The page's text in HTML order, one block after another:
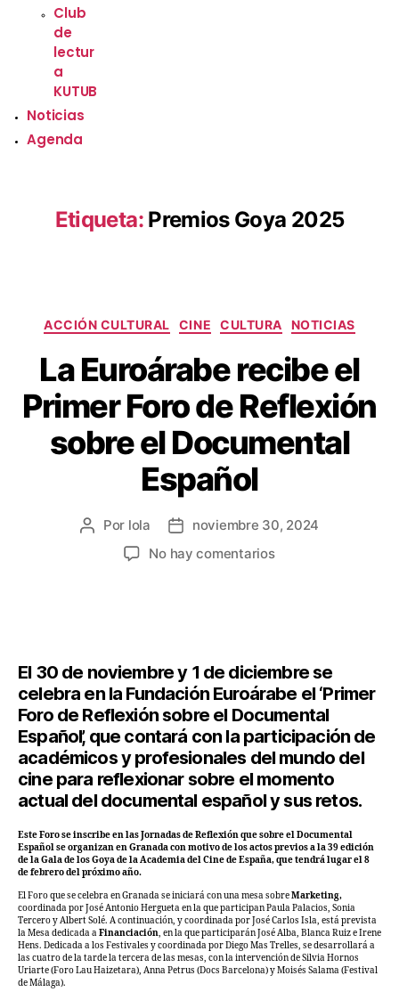
Club
de
lectur
a
KUTUB
Noticias
Agenda
Etiqueta: Premios Goya 2025
ACCIÓN CULTURAL CINE CULTURA NOTICIAS
La Euroárabe recibe el
Primer Foro de Reflexión
sobre el Documental
Español
Autor
Por lola
Fechanoviembre 30, 2024
No hay comentariosen
Foro
de
Reflexión
sobre
el
Documental
Español
El 30 de noviembre y 1 de diciembre se
celebra en la Fundación Euroárabe el ‘Primer
Foro de Reflexión sobre el Documental
Español’, que contará con la participación de
académicos y profesionales del mundo del
cine para reflexionar sobre el momento
actual del documental español y sus retos.
Este Foro se inscribe en las Jornadas de Reflexión que sobre el Documental
Español se organizan en Granada con motivo de los actos previos a la 39 edición
de la Gala de los Goya de la Academia del Cine de España, que tendrá lugar el 8
de febrero del próximo año.
El Foro que se celebra en Granada se iniciará con una mesa sobreMarketing,
coordinada por José Antonio Hergueta en la que participan Paula Palacios, Sonia
Tercero y Albert Solé. A continuación, y coordinada por José Carlos Isla, está prevista
la Mesa dedicada aFinanciación, en la que participarán José Alba, Blanca Ruiz e Irene
Hens. Dedicada a los Festivales y coordinada por Diego Mas Trelles, se desarrollará a
las cuatro de la tarde la tercera de las mesas, con la intervención de Silvia Hornos
Uriarte (Foro Lau Haizetara), Anna Petrus (Docs Barcelona) y Moisés Salama (Festival
de Málaga).